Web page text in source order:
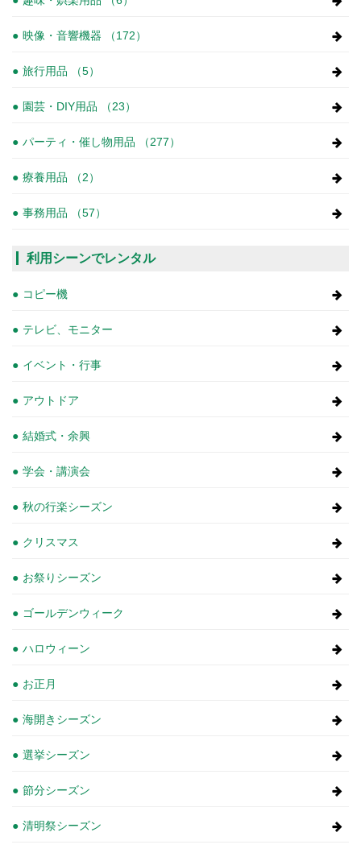
映像・音響機器 （172）
旅行用品 （5）
園芸・DIY用品 （23）
パーティ・催し物用品 （277）
療養用品 （2）
事務用品 （57）
利用シーンでレンタル
コピー機
テレビ、モニター
イベント・行事
アウトドア
結婚式・余興
学会・講演会
秋の行楽シーズン
クリスマス
お祭りシーズン
ゴールデンウィーク
ハロウィーン
お正月
海開きシーズン
選挙シーズン
節分シーズン
清明祭シーズン